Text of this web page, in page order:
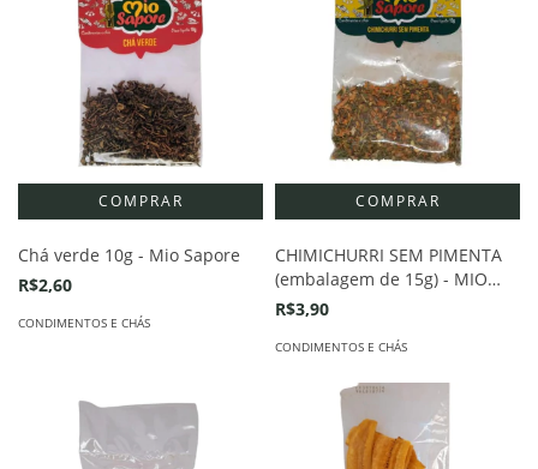
Chá verde 10g - Mio Sapore
R$2,60
CONDIMENTOS E CHÁS
CHIMICHURRI SEM PIMENTA
(embalagem de 15g) - MIO
SAPORE
R$3,90
CONDIMENTOS E CHÁS